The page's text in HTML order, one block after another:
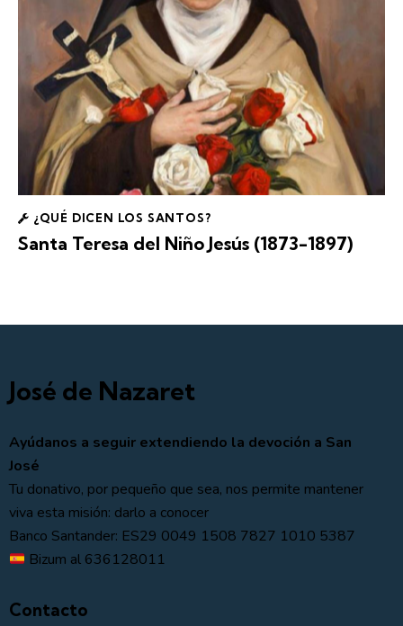
¿QUÉ DICEN LOS SANTOS?
Santa Teresa del Niño Jesús (1873-1897)
José de Nazaret
Ayúdanos a seguir extendiendo la devoción a San
José
Tu donativo, por pequeño que sea, nos permite mantener
viva esta misión: darlo a conocer
Banco Santander: ES29 0049 1508 7827 1010 5387
Bizum al 636128011
Contacto